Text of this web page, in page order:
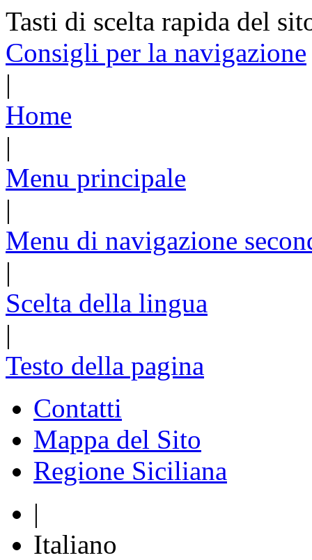
Tasti di scelta rapida del
Consigli per la navigazione
|
Home
|
Menu principale
|
Menu di navigazione
|
Scelta della lingua
|
Testo della pagina
Contatti
Mappa del Sito
Regione Siciliana
|
Italiano